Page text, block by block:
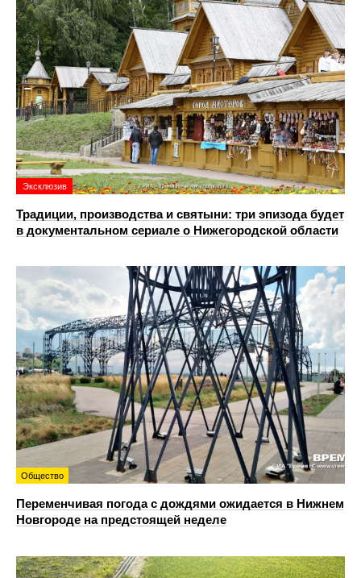
Эксклюзив
Традиции, производства и святыни: три эпизода будет
в документальном сериале о Нижегородской области
Общество
Переменчивая погода с дождями ожидается в Нижнем
Новгороде на предстоящей неделе